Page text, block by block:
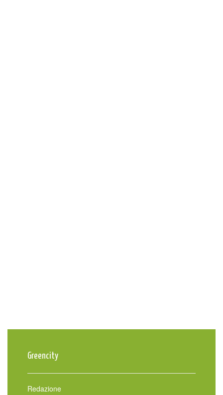
Greencity
Redazione